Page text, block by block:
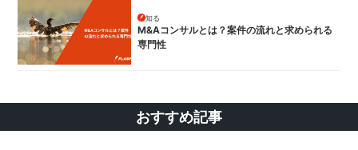
M&Aコンサルとは？案件の流れと求められる
専門性
知る
おすすめ記事